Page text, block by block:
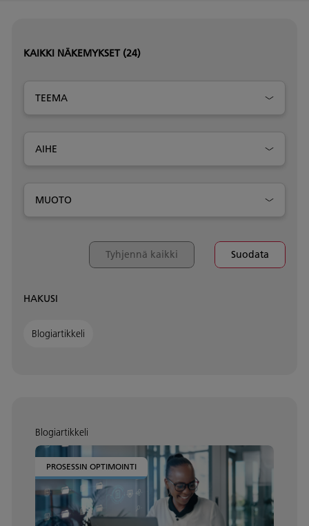
KAIKKI NÄKEMYKSET (24)
TEEMA
AIHE
MUOTO
Tyhjennä kaikki Suodata
HAKUSI
Blogiartikkeli
Blogiartikkeli
PROSESSIN OPTIMOINTI